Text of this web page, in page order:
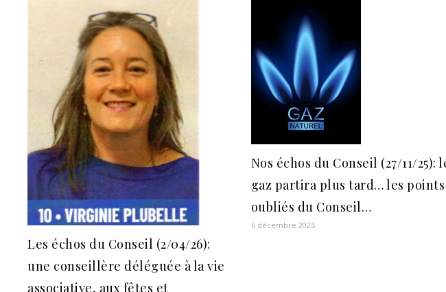
Les échos du Conseil (2/04/26):
une conseillère déléguée à la vie
associative, aux fêtes et
Nos échos du Conseil (27/11/25):
gaz partira plus tard… les points
oubliés du Conseil…
6 décembre 2025